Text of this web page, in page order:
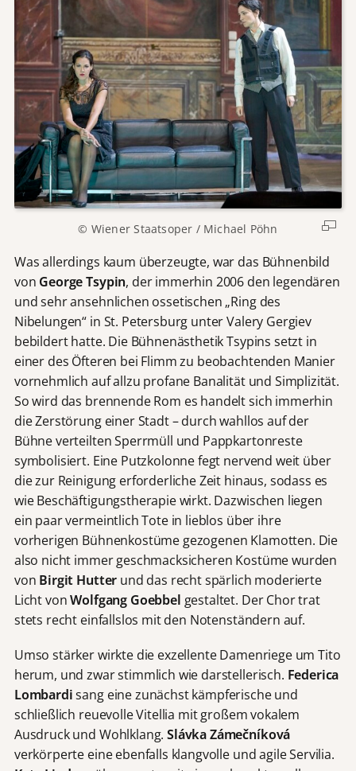
© Wiener Staatsoper / Michael Pöhn
Was allerdings kaum überzeugte, war das Bühnenbild
von George Tsypin, der immerhin 2006 den legendären
und sehr ansehnlichen ossetischen „Ring des
Nibelungen“ in St. Petersburg unter Valery Gergiev
bebildert hatte. Die Bühnenästhetik Tsypins setzt in
einer des Öfteren bei Flimm zu beobachtenden Manier
vornehmlich auf allzu profane Banalität und Simplizität.
So wird das brennende Rom es handelt sich immerhin
die Zerstörung einer Stadt – durch wahllos auf der
Bühne verteilten Sperrmüll und Pappkartonreste
symbolisiert. Eine Putzkolonne fegt nervend weit über
die zur Reinigung erforderliche Zeit hinaus, sodass es
wie Beschäftigungstherapie wirkt. Dazwischen liegen
ein paar vermeintlich Tote in lieblos über ihre
vorherigen Bühnenkostüme gezogenen Klamotten. Die
also nicht immer geschmacksicheren Kostüme wurden
von Birgit Hutter und das recht spärlich moderierte
Licht vonWolfgang Goebbel gestaltet. Der Chor trat
stets recht einfallslos mit den Notenständern auf.
Umso stärker wirkte die exzellente Damenriege um Tito
herum, und zwar stimmlich wie darstellerisch. Federica
Lombardisang eine zunächst kämpferische und
schließlich reuevolle Vitellia mit großem vokalem
Ausdruck und Wohlklang.Slávka Zámečníková
verkörperte eine ebenfalls klangvolle und agile Servilia.